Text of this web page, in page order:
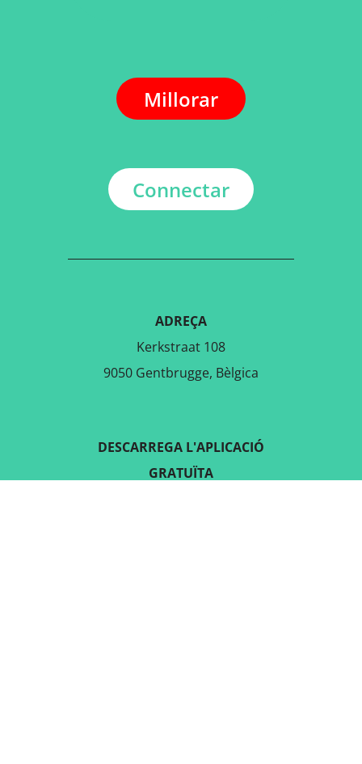
Millorar
Connectar
ADREÇA
Kerkstraat 108
9050 Gentbrugge, Bèlgica
DESCARREGA L'APLICACIÓ
GRATUÏTA